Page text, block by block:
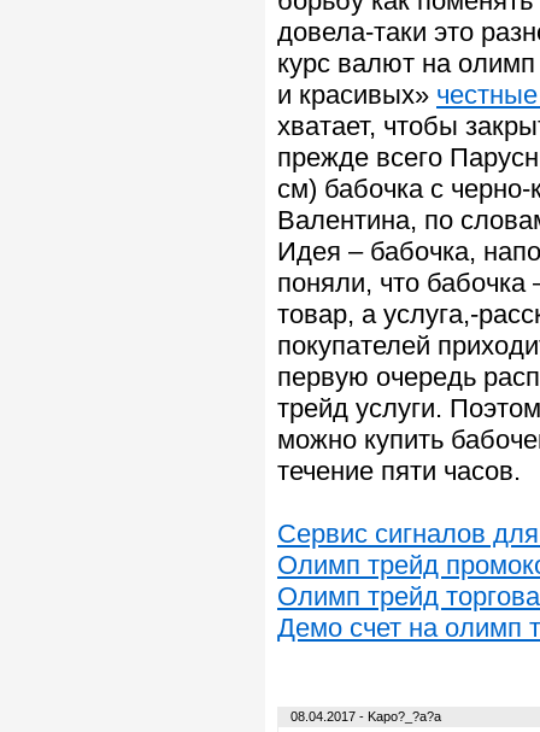
довела-таки это
курс валют на
и красивых»
хватает, чтобы
прежде всего
см) бабочка с
Валентина, по
Идея – бабочка,
поняли, что бабочка
товар, а услуга,-
покупателей
первую очередь
трейд услуги.
можно купить
течение пяти часов.
Сервис сигналов
Олимп трейд
Олимп трейд
Демо счет на олимп
08.04.2017 - Kapo?_?a?a